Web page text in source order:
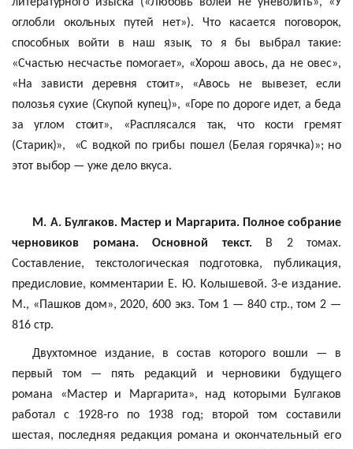
оглобли окольных путей нет»). Что касается поговорок,
способных войти в наш язык, то я бы выбрал такие:
«Счастью несчастье помогает», «Хорош авось, да не овес»,
«На зависти деревня стоит», «Авось не вывезет, если
полозья сухие (Скупой купец)», «Горе по дороге идет, а беда
за углом стоит», «Расплясался так, что кости гремят
(Старик)», «С водкой по грибы пошел (Белая горячка)»; но
этот выбор — уже дело вкуса.
М. А. Булгаков. Мастер и Маргарита. Полное собрание
черновиков романа. Основной текст.В 2 томах.
Составление, текстологическая подготовка, публикация,
предисловие, комментарии Е. Ю. Колышевой. 3-е издание.
М., «Пашков дом», 2020, 600 экз. Том 1 — 840 стр., том 2 —
816 стр.
Двухтомное издание, в состав которого вошли — в
первый том — пять редакций и черновики будущего
романа «Мастер и Маргарита», над которыми Булгаков
работал с 1928-го по 1938 год; второй том составили
шестая, последняя редакция романа и окончательный его